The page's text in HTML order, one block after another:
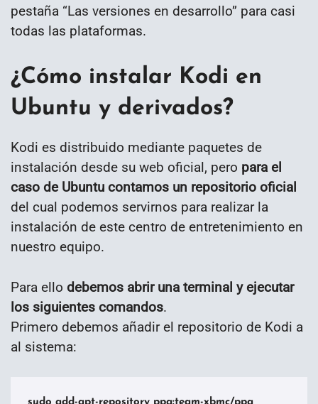
pestaña “Las versiones en desarrollo” para casi
todas las plataformas.
¿Cómo instalar Kodi en
Ubuntu y derivados?
Kodi es distribuido mediante paquetes de
instalación desde su web oficial, pero para el
caso de Ubuntu contamos un repositorio oficial
del cual podemos servirnos para realizar la
instalación de este centro de entretenimiento en
nuestro equipo.
Para ello debemos abrir una terminal y ejecutar
los siguientes comandos.
Primero debemos añadir el repositorio de Kodi a
al sistema: